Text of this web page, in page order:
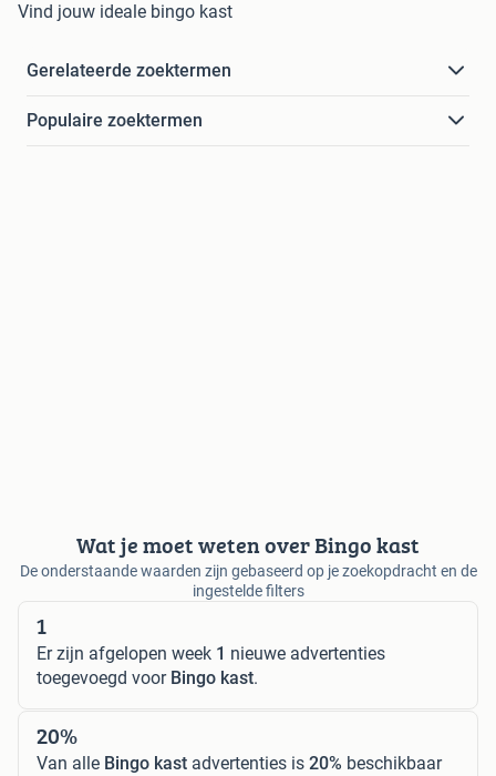
Vind jouw ideale bingo kast
Gerelateerde zoektermen
Populaire zoektermen
Wat je moet weten over Bingo kast
De onderstaande waarden zijn gebaseerd op je zoekopdracht en de
ingestelde filters
1
Er zijn afgelopen week 1 nieuwe advertenties
toegevoegd voor Bingo kast.
20%
Van alle Bingo kast advertenties is 20% beschikbaar